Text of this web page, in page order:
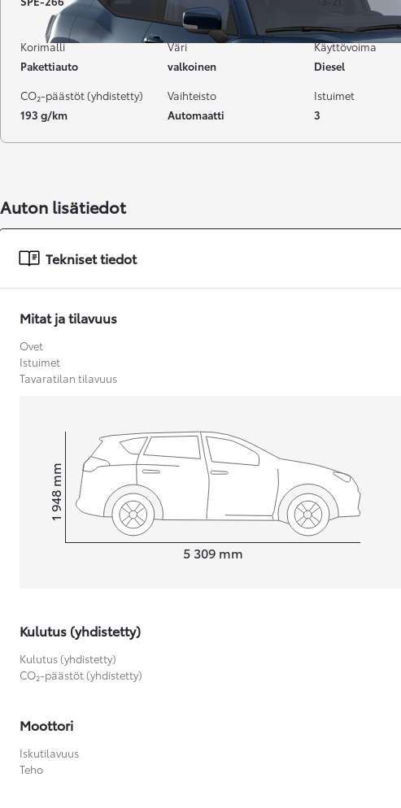
tai kuukausierä
Tulossa pian
Korimalli
Pakettiauto
Väri
valkoinen
Käyttövoima
Diesel
CO₂-päästöt (yhdistetty)
193 g/km
Vaihteisto
Automaatti
Istuimet
3
Auton lisätiedot
Tekniset tiedot
Mitat ja tilavuus
Ovet
Istuimet
Tavaratilan tilavuus
5 309 mm
Korkeus1 948
mm
Kulutus (yhdistetty)
Kulutus (yhdistetty)
CO₂-päästöt (yhdistetty)
Moottori
Iskutilavuus
Teho